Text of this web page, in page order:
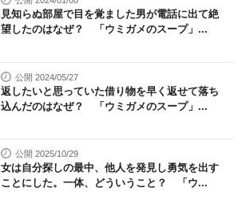
見知らぬ部屋で目を覚ました男が電話に出て絶
望したのはなぜ？ 「ウミガメのスープ」...
公開 2024/05/27
返したいと思っていた借り物を早く返せて落ち
込んだのはなぜ？ 「ウミガメのスープ」...
公開 2025/10/29
女は自分探しの最中、他人を発見し勇気を出す
ことにした。一体、どういうこと？ 「ウ...